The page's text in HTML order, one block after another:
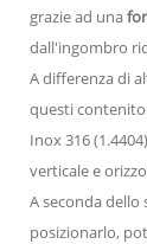
grazie ad una
dall'ingombro
A differenza di
questi
Inox 316
verticale e
A seconda
posizionarlo,